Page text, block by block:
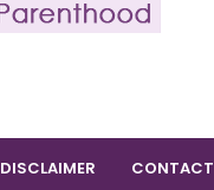
DISCLAIMER CONTACT